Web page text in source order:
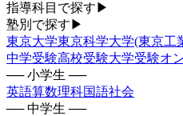
指導科目で探す ▶
塾別で探す ▶
東京大学東京科学大学(東京工
中学受験高校受験大学受験オ
── 小学生 ──
英語算数理科国語社会
── 中学生 ──